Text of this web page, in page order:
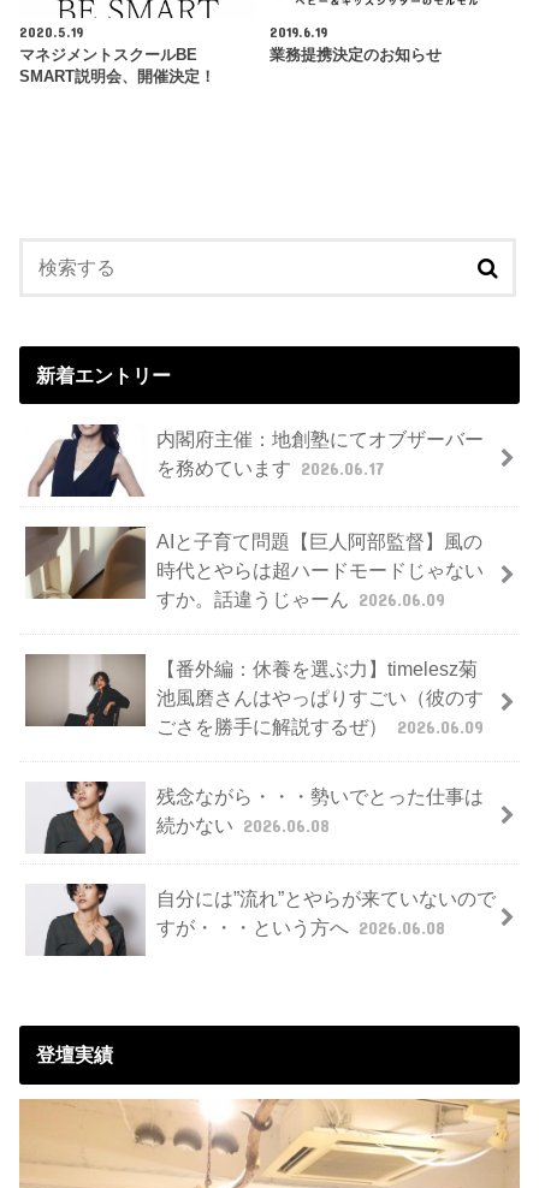
2020.5.19
マネジメントスクールBE
SMART説明会、開催決定！
2019.6.19
業務提携決定のお知らせ
新着エントリー
内閣府主催：地創塾にてオブザーバー
を務めています 2026.06.17
AIと子育て問題【巨人阿部監督】風の
時代とやらは超ハードモードじゃない
すか。話違うじゃーん 2026.06.09
【番外編：休養を選ぶ力】timelesz菊
池風磨さんはやっぱりすごい（彼のす
ごさを勝手に解説するぜ）
2026.06.09
残念ながら・・・勢いでとった仕事は
続かない 2026.06.08
自分には”流れ”とやらが来ていないので
すが・・・という方へ 2026.06.08
登壇実績